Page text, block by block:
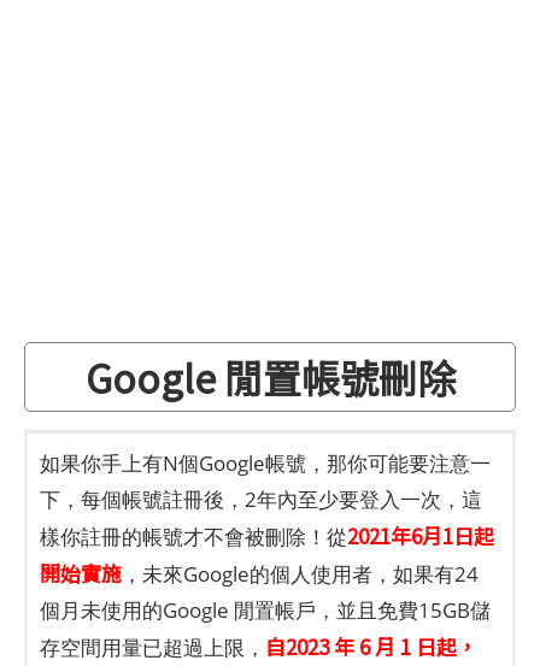
Google 閒置帳號刪除
如果你手上有N個Google帳號，那你可能要注意一
下，每個帳號註冊後，2年內至少要登入一次，這
樣你註冊的帳號才不會被刪除！從2021年6月1日起
開始實施 ，未來Google的個人使用者，如果有24
個月未使用的Google 閒置帳戶，並且免費15GB儲
存空間用量已超過上限， 自2023 年 6 月 1 日起，